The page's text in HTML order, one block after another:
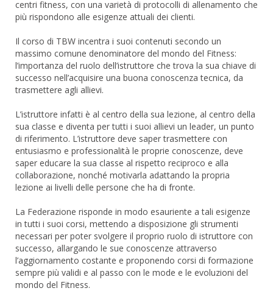
centri fitness, con una varietà di protocolli di allenamento che
più rispondono alle esigenze attuali dei clienti.
Il corso di TBW incentra i suoi contenuti secondo un
massimo comune denominatore del mondo del Fitness:
l’importanza del ruolo dell’istruttore che trova la sua chiave di
successo nell’acquisire una buona conoscenza tecnica, da
trasmettere agli allievi.
L’istruttore infatti è al centro della sua lezione, al centro della
sua classe e diventa per tutti i suoi allievi un leader, un punto
di riferimento. L’istruttore deve saper trasmettere con
entusiasmo e professionalità le proprie conoscenze, deve
saper educare la sua classe al rispetto reciproco e alla
collaborazione, nonché motivarla adattando la propria
lezione ai livelli delle persone che ha di fronte.
La Federazione risponde in modo esauriente a tali esigenze
in tutti i suoi corsi, mettendo a disposizione gli strumenti
necessari per poter svolgere il proprio ruolo di istruttore con
successo, allargando le sue conoscenze attraverso
l’aggiornamento costante e proponendo corsi di formazione
sempre più validi e al passo con le mode e le evoluzioni del
mondo del Fitness.